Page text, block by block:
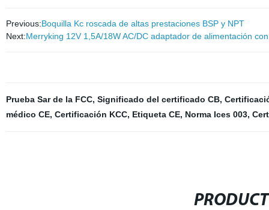
Previous:Boquilla Kc roscada de altas prestaciones BSP y NPT
Next:Merryking 12V 1,5A/18W AC/DC adaptador de alimentación
Prueba Sar de la FCC, Significado del certificado CB,
médico CE, Certificación KCC, Etiqueta CE, Norma Ices 003,